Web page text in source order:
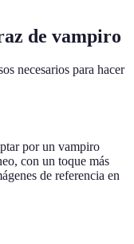
de vampiro
necesarios para hacer
por un vampiro
con un toque más
de referencia en